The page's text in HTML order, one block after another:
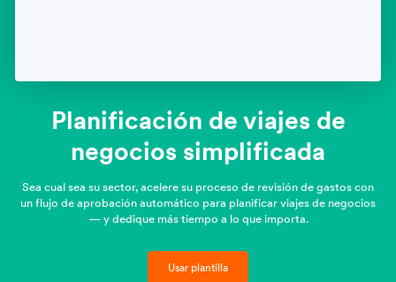
Planificación de viajes de
negocios simplificada
Sea cual sea su sector, acelere su proceso de revisión de gastos con
un flujo de aprobación automático para planificar viajes de negocios
— y dedique más tiempo a lo que importa.
Usar plantilla